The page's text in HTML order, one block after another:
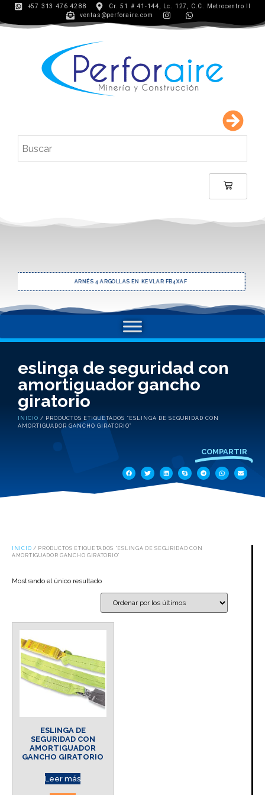
+57 313 476 4288
Cr. 51 # 41-144, Lc. 127, C.C. Metrocentro II
ventas@perforaire.com
4 ARGOLLAS EN KEVLAR FB4XAF LENTE RIGEL
eslinga de seguridad con
amortiguador gancho
giratorio
INICIO / PRODUCTOS ETIQUETADOS “ESLINGA DE SEGURIDAD CON
AMORTIGUADOR GANCHO GIRATORIO”
COMPARTIR
INICIO / PRODUCTOS ETIQUETADOS “ESLINGA DE SEGURIDAD CON
AMORTIGUADOR GANCHO GIRATORIO”
Mostrando el único resultado
ESLINGA DE
SEGURIDAD CON
AMORTIGUADOR
GANCHO GIRATORIO
Leer más